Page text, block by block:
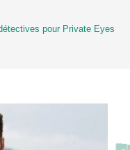
pour Private Eyes !